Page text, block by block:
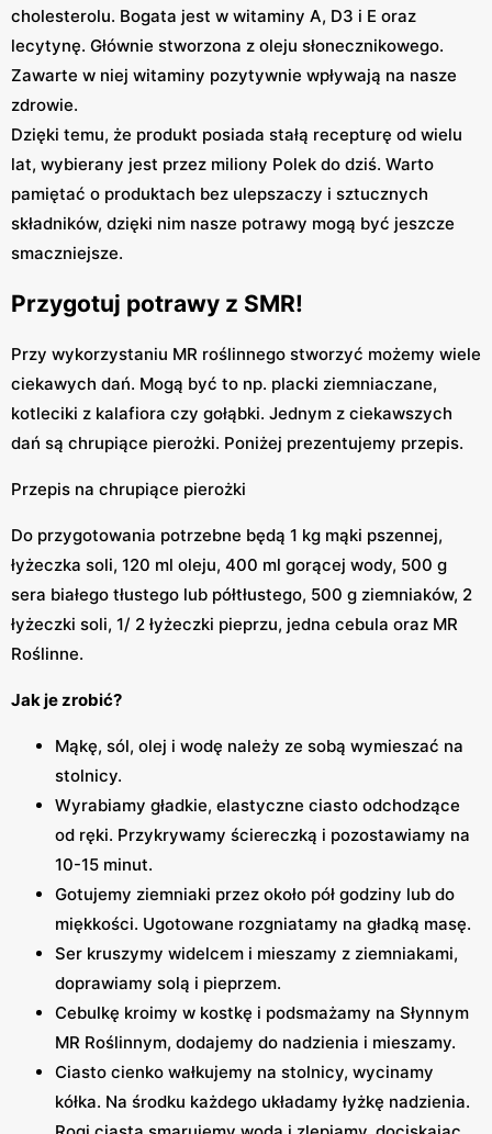
cholesterolu. Bogata jest w witaminy A, D3 i E oraz
lecytynę. Głównie stworzona z oleju słonecznikowego.
Zawarte w niej witaminy pozytywnie wpływają na nasze
zdrowie.
Dzięki temu, że produkt posiada stałą recepturę od wielu
lat, wybierany jest przez miliony Polek do dziś. Warto
pamiętać o produktach bez ulepszaczy i sztucznych
składników, dzięki nim nasze potrawy mogą być jeszcze
smaczniejsze.
Przygotuj potrawy z SMR!
Przy wykorzystaniu MR roślinnego stworzyć możemy wiele
ciekawych dań. Mogą być to np. placki ziemniaczane,
kotleciki z kalafiora czy gołąbki. Jednym z ciekawszych
dań są chrupiące pierożki. Poniżej prezentujemy przepis.
Przepis na chrupiące pierożki
Do przygotowania potrzebne będą 1 kg mąki pszennej,
łyżeczka soli, 120 ml oleju, 400 ml gorącej wody, 500 g
sera białego tłustego lub półtłustego, 500 g ziemniaków, 2
łyżeczki soli, 1/ 2 łyżeczki pieprzu, jedna cebula oraz MR
Roślinne.
Jak je zrobić?
Mąkę, sól, olej i wodę należy ze sobą wymieszać na
stolnicy.
Wyrabiamy gładkie, elastyczne ciasto odchodzące
od ręki. Przykrywamy ściereczką i pozostawiamy na
10-15 minut.
Gotujemy ziemniaki przez około pół godziny lub do
miękkości. Ugotowane rozgniatamy na gładką masę.
Ser kruszymy widelcem i mieszamy z ziemniakami,
doprawiamy solą i pieprzem.
Cebulkę kroimy w kostkę i podsmażamy na Słynnym
MR Roślinnym, dodajemy do nadzienia i mieszamy.
Ciasto cienko wałkujemy na stolnicy, wycinamy
kółka. Na środku każdego układamy łyżkę nadzienia.